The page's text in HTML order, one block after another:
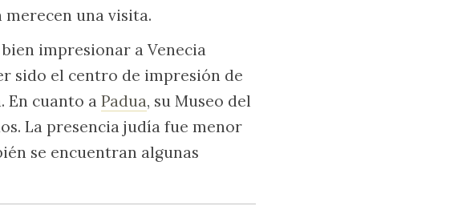
merecen una visita.
impresionar a Venecia
sido el centro de impresión de
En cuanto a Padua, su Museo del
La presencia judía fue menor
se encuentran algunas